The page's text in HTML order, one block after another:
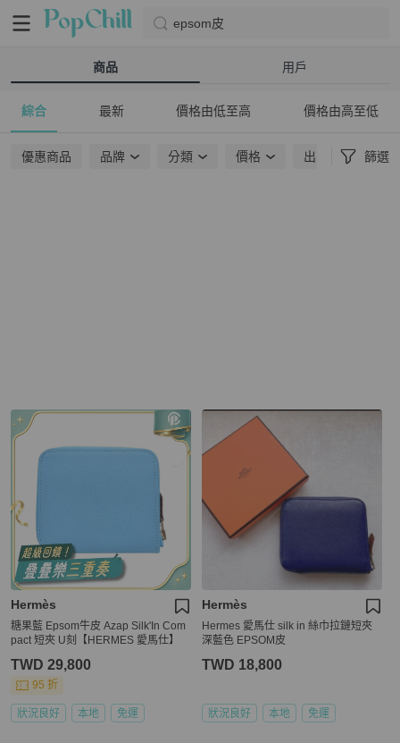
epsom皮
商品 用戶
綜合 最新 價格由低至高 價格由高至低
優惠商品 品牌 分類 價格 出貨地點 篩選
Hermès
糖果藍 Epsom牛皮 Azap Silk'In Com
pact 短夾 U刻【HERMES 愛馬仕】
TWD 29,800
95 折
狀況良好 本地 免運
Hermès
Hermes 愛馬仕 silk in 絲巾拉鏈短夾
深藍色 EPSOM皮
TWD 18,800
狀況良好 本地 免運